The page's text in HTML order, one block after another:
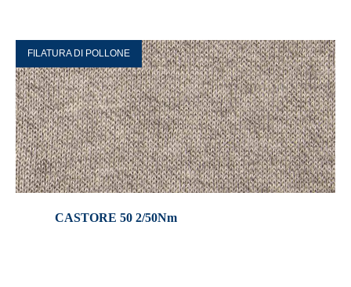
FILATURA DI POLLONE
CASTORE 50 2/50Nm